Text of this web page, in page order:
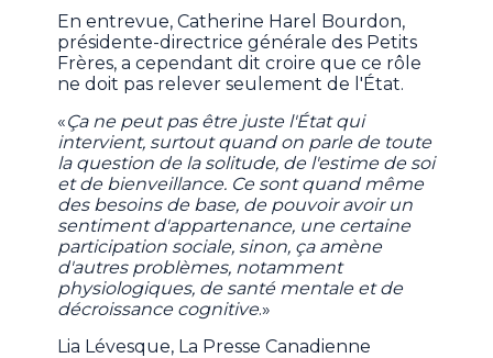
En entrevue, Catherine Harel Bourdon,
présidente-directrice générale des Petits
Frères, a cependant dit croire que ce rôle
ne doit pas relever seulement de l'État.
«Ça ne peut pas être juste l'État qui
intervient, surtout quand on parle de toute
la question de la solitude, de l'estime de soi
et de bienveillance. Ce sont quand même
des besoins de base, de pouvoir avoir un
sentiment d'appartenance, une certaine
participation sociale, sinon, ça amène
d'autres problèmes, notamment
physiologiques, de santé mentale et de
décroissance cognitive.»
Lia Lévesque, La Presse Canadienne